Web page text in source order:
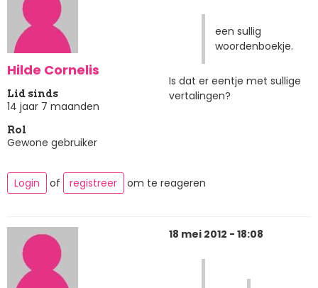
Hilde Cornelis
Lid sinds
14 jaar 7 maanden
Rol
Gewone gebruiker
een sullig
woordenboekje.
Is dat er eentje met sullige
vertalingen?
Login of registreer om te reageren
18 mei 2012 - 18:08